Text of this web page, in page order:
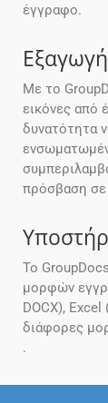
έγγραφο.
Με το
εικόνες από
δυνατότητα
πρόσβαση σε
Το
μορφών
DOCX), Excel
διάφορες
.